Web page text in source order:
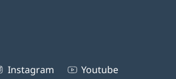
Instagram Youtube